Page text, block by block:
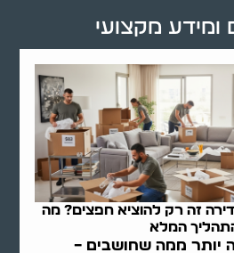
זה רק להוציא חפצים? מה
המלא
יותר ממה שחושבים –
ומידע מקצועי